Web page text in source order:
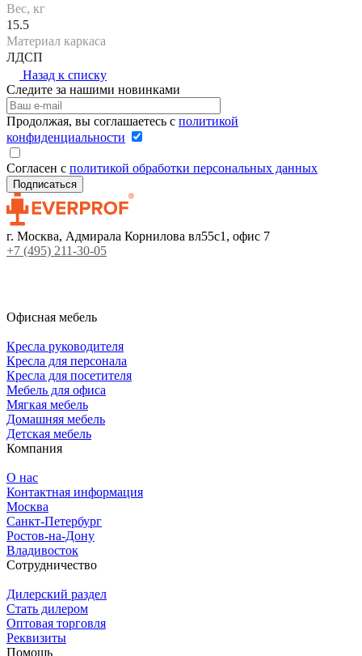
Вес, кг
15.5
Материал каркаса
ЛДСП
Назад к списку
Следите за нашими новинками
Продолжая, вы соглашаетесь с политикой
конфиденциальности
Согласен с политикой обработки персональных данных
г. Москва, Адмирала Корнилова вл55с1, офис 7
+7 (495) 211-30-05
Офисная мебель
Кресла руководителя
Кресла для персонала
Кресла для посетителя
Мебель для офиса
Мягкая мебель
Домашняя мебель
Детская мебель
Компания
О нас
Контактная информация
Москва
Санкт-Петербург
Ростов-на-Дону
Владивосток
Сотрудничество
Дилерский раздел
Стать дилером
Оптовая торговля
Реквизиты
Помощь